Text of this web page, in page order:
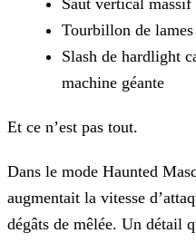
Saut vertical massif
Tourbillon de
Slash de hardlight
machine géante
Et ce n’est pas tout.
Dans le mode Haunted
augmentait la vitesse
dégâts de mêlée. Un détail